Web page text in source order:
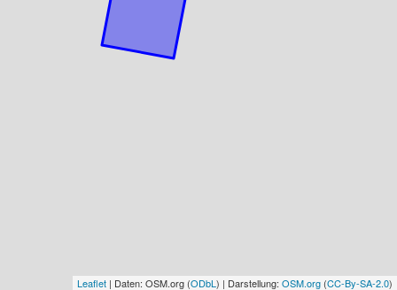
Leaflet | Daten: OSM.org (ODbL ) | Darstellung: OSM.org (CC-By-SA-2.0)